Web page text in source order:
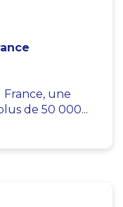
France, une
de 50 000...